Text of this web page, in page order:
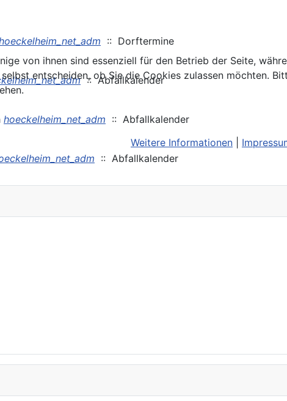
:: Dorftermine
:: Abfallkalender
hoeckelheim_net_adm :: Abfallkalender
:: Abfallkalender
von ihnen sind essenziell für den Betrieb der Seite,
entscheiden, ob Sie die Cookies zulassen möchten.
Weitere Informationen